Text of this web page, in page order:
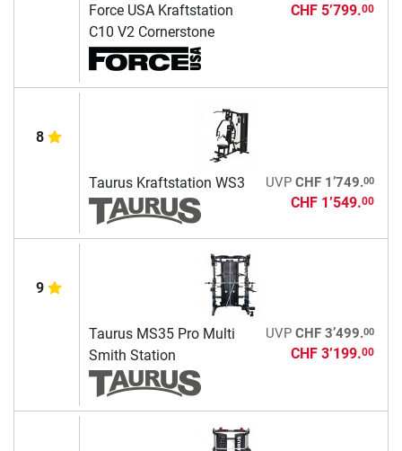
Force USA Kraftstation
C10 V2 Cornerstone
CHF 5’799.00
8
Taurus Kraftstation WS3 UVP CHF 1’749.00
CHF 1’549.00
9
Taurus MS35 Pro Multi
Smith Station
UVP CHF 3’499.00
CHF 3’199.00